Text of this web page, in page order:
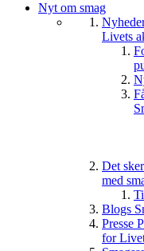
Nyt om smag
Livets
Det sker
med
Blogs
Presse
for